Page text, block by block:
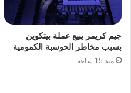
جيم كريمر يبيع عملة بيتكوين
بسبب مخاطر الحوسبة الكمومية
منذ 15 ساعة